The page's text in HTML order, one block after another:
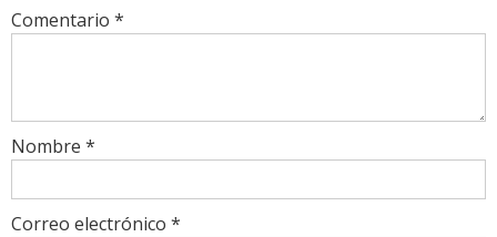
Comentario *
Nombre *
Correo electrónico *